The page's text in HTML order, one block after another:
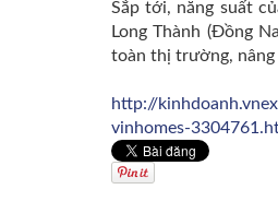
Sắp tới, năng suất
Long Thành (Đồng
toàn thị trường, nâng
http://
vinhomes-